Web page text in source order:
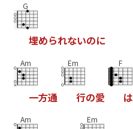
G
埋められないのに
Am
一方通
Em
行の愛
F
は
Am Em